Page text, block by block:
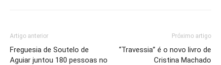
Artigo anterior
Freguesia de Soutelo de
Aguiar juntou 180 pessoas no
Próximo artigo
“Travessia” é o novo livro de
Cristina Machado